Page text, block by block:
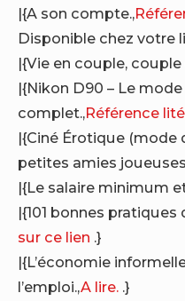
|{A son compte.,
Disponible chez votre
|{Vie en couple, couple
|{Nikon D90 – Le mode
complet.,Référence
|{Ciné Érotique (mode
petites amies
|{Le salaire minimum
|{101 bonnes
sur ce lien .}
|{L’économie
l’emploi.,A lire. .}